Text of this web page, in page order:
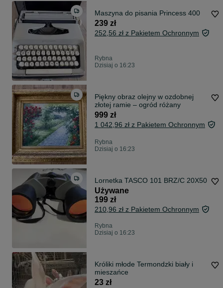
Maszyna do pisania Princess 400
239 zł
252,56 zł z Pakietem Ochronnym
Rybna
Dzisiaj o 16:23
Piękny obraz olejny w ozdobnej
złotej ramie – ogród różany
999 zł
1 042,96 zł z Pakietem Ochronnym
Rybna
Dzisiaj o 16:23
Lornetka TASCO 101 BRZ/C 20X50
Używane
199 zł
210,96 zł z Pakietem Ochronnym
Rybna
Dzisiaj o 16:23
Króliki młode Termondzki biały i
mieszańce
23 zł